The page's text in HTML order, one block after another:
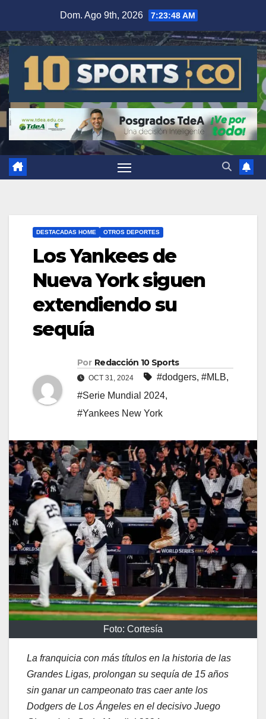
Dom. Ago 9th, 2026 7:23:48 AM
DESTACADAS HOME OTROS DEPORTES
Los Yankees de
Nueva York siguen
extendiendo su
sequía
Por Redacción 10 Sports
OCT 31, 2024 #dodgers, #MLB,
#Serie Mundial 2024,
#Yankees New York
Foto: Cortesía
La franquicia con más títulos en la historia de las
Grandes Ligas, prolongan su sequía de 15 años
sin ganar un campeonato tras caer ante los
Dodgers de Los Ángeles en el decisivo Juego